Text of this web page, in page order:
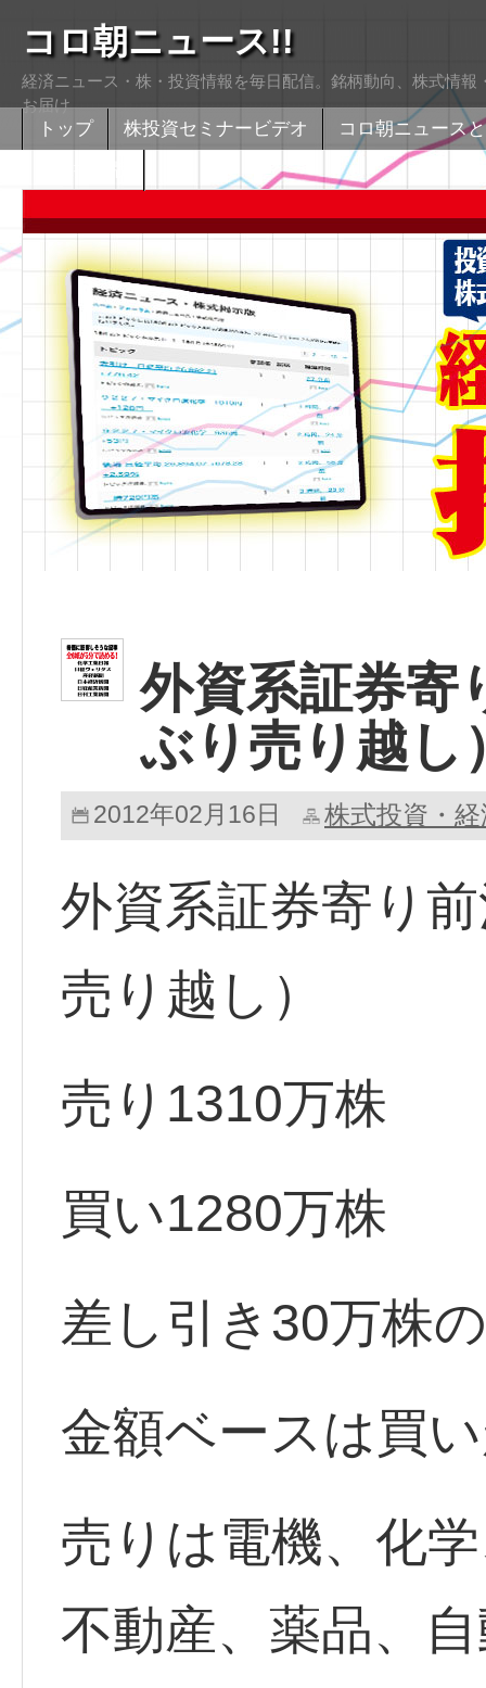
コロ朝ニュース!!
経済ニュース・株・投資情報を毎日配信。銘柄動向、株式情
お届け
トップ 株投資セミナービデオ
コロ朝ニュース
外資系証券寄
ぶり売り越し
2012年02月16日 株式投資・
外資系証券寄り
売り越し）
売り1310万株
買い1280万株
差し引き30万株
金額ベースは買
売りは電機、化
不動産、薬品、